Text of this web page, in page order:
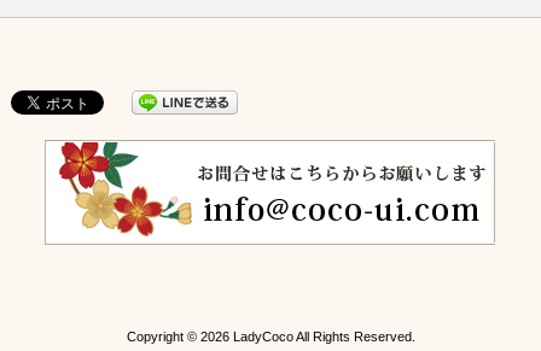
Copyright © 2026 LadyCoco All Rights Reserved.